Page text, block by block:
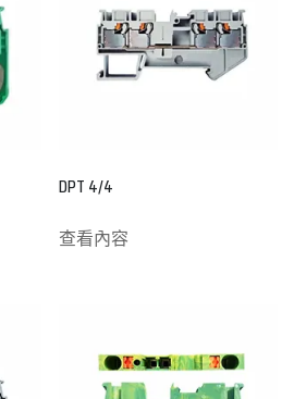
DPT 4/4
查看內容